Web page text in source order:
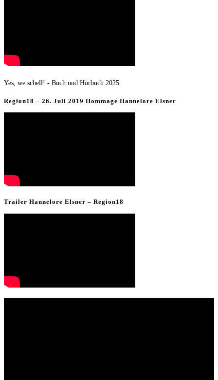
Yes, we schell! - Buch und Hörbuch 2025
Region18 – 26. Juli 2019 Hommage Hannelore Elsner
Trailer Hannelore Elsner – Region18